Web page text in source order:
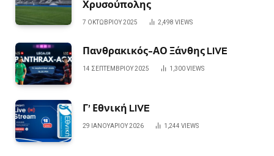
Χρυσούπολης
7 ΟΚΤΩΒΡΊΟΥ 2025 2,498 VIEWS
Πανθρακικός-ΑΟ Ξάνθης LIVE
14 ΣΕΠΤΕΜΒΡΊΟΥ 2025 1,300VIEWS
Γ’ Εθνική LIVE
29 ΙΑΝΟΥΑΡΊΟΥ 2026 1,244 VIEWS